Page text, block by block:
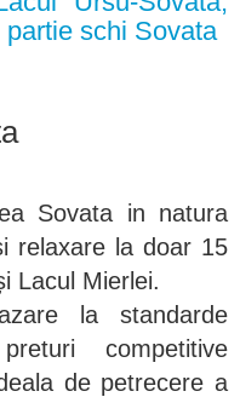
schi Sovata
Sovata in natura
relaxare la doar 15
Lacul Mierlei.
la standarde
competitive
de petrecere a